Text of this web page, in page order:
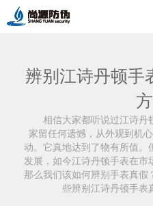
辨别江诗丹顿手
相信大家都听说过江诗丹
家留任何遗憾，从外观到机
动。它真地达到了物有所值。
发展，如今江诗丹顿手表在市
那么我们该如何辨别手表真假
些辨别江诗丹顿手表